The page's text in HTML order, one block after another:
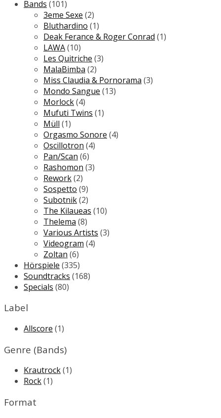
Bands (101)
3eme Sexe (2)
Bluthardino (1)
Deak Ferance & Roger Conrad (1)
LAWA(10)
Les Quitriche (3)
MalaBimba (2)
Miss Claudia & Pornorama (3)
Mondo Sangue (13)
Morlock(4)
Mufuti Twins (1)
Müll (1)
Orgasmo Sonore (4)
Oscillotron (4)
Pan/Scan (6)
Rashomon (3)
Rework(2)
Sospetto (9)
Subotnik(2)
The Kilaueas (10)
Thelema (8)
Various Artists (3)
Videogram (4)
Zoltan (6)
Hörspiele (335)
Soundtracks (168)
Specials (80)
Label
Allscore (1)
Genre (Bands)
Krautrock(1)
Rock(1)
Format